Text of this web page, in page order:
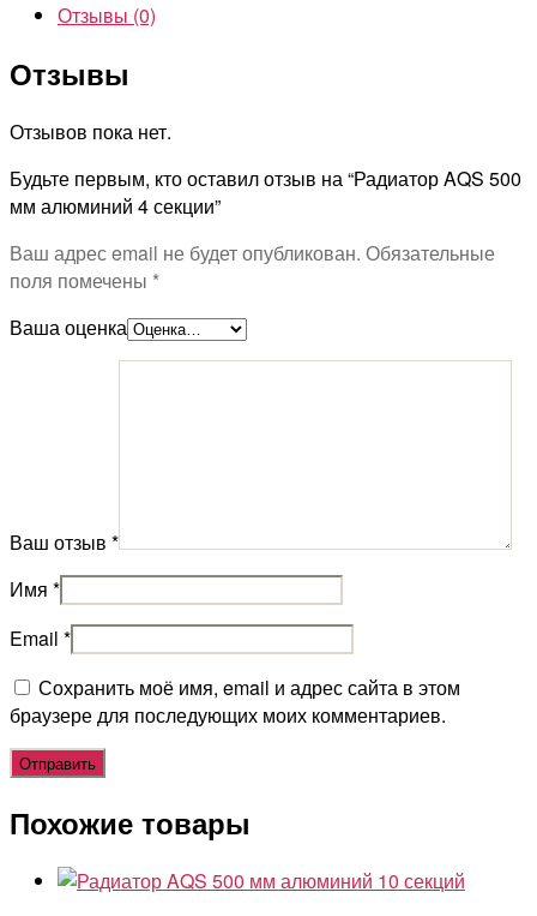
Отзывы (0)
Отзывы
Отзывов пока нет.
Будьте первым, кто оставил отзыв на “Радиатор AQS 500
мм алюминий 4 секции”
Ваш адрес email не будет опубликован. Обязательные
поля помечены *
Ваша оценка
Ваш отзыв *
Имя *
Email *
Сохранить моё имя, email и адрес сайта в этом
браузере для последующих моих комментариев.
Похожие товары